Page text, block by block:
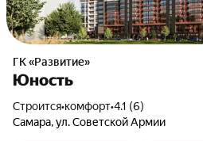
ГК «Развитие»
Юность
Строится•комфорт•4.1 (6)
Самара, ул. Советской Армии